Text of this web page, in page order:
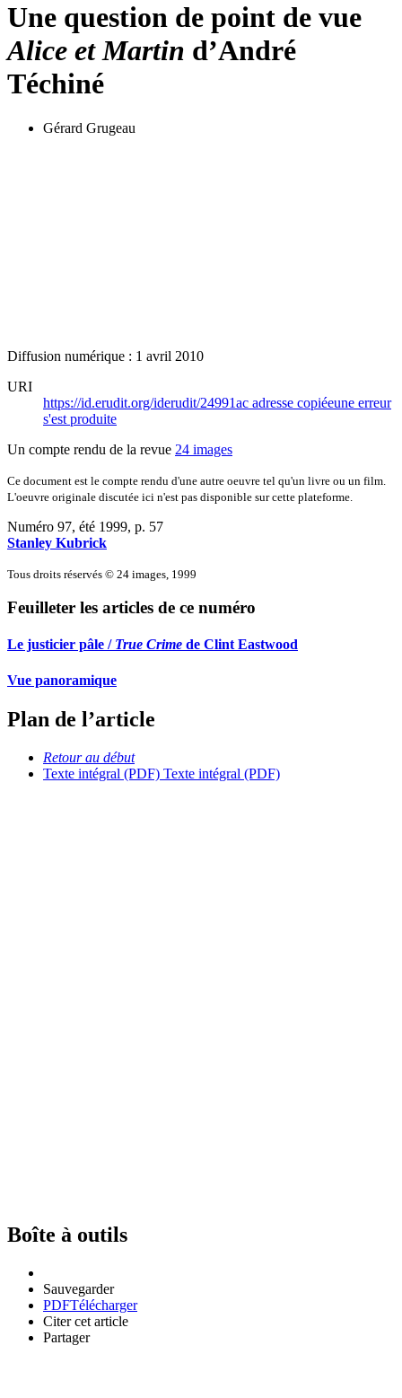
Une question de point de vue
Alice et Martin d’André
Téchiné
Gérard Grugeau
Diffusion numérique : 1 avril 2010
URI
https://id.erudit.org/iderudit/24991ac adresse copiéeune erreur
s'est produite
Un compte rendu de la revue 24 images
Ce document est le compte rendu d'une autre oeuvre tel qu'un livre ou un film.
L'oeuvre originale discutée ici n'est pas disponible sur cette plateforme.
Numéro 97, été 1999, p. 57
Stanley Kubrick
Tous droits réservés © 24 images, 1999
Feuilleter les articles de ce numéro
Le justicier pâle / True Crime de Clint Eastwood
Vue panoramique
Plan de l’article
Retour au début
Texte intégral (PDF) Texte intégral (PDF)
Boîte à outils
Sauvegarder
PDFTélécharger
Citer cet article
Partager